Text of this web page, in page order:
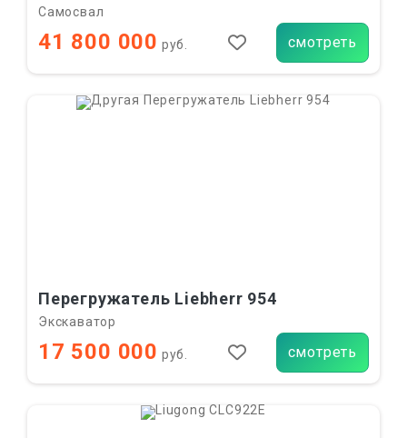
Самосвал
41 800 000 руб. смотреть
Перегружатель Liebherr 954
Экскаватор
17 500 000 руб. смотреть